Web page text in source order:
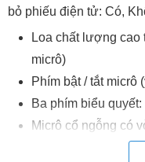
bỏ phiếu điện tử: Có,
Loa chất lượng cao
micrô)
Phím bật / tắt micrô
Ba phím biểu
Micrô cổ ngỗng có
Hai giắc cắm tai